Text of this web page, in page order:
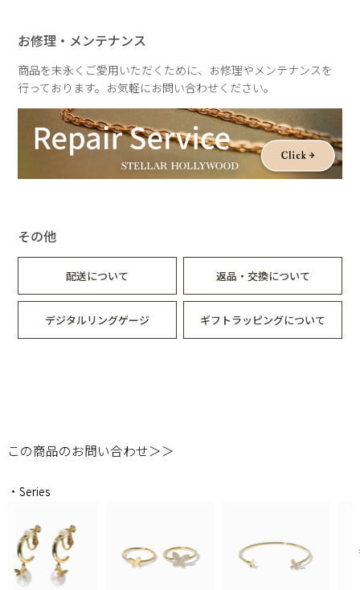
お修理・メンテナンス
商品を末永くご愛用いただくために、お修理やメンテナンスを
行っております。お気軽にお問い合わせください。
その他
配送について 返品・交換について
デジタルリングゲージ ギフトラッピングについて
この商品のお問い合わせ＞＞
・Series